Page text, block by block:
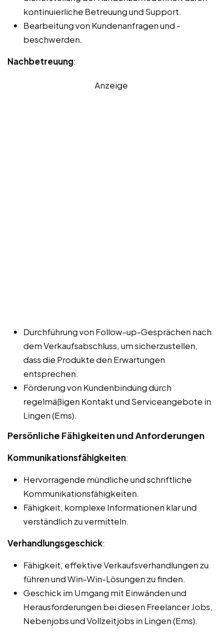
kontinuierliche Betreuung und Support.
Bearbeitung von Kundenanfragen und -
beschwerden.
Nachbetreuung:
Anzeige
Durchführung von Follow-up-Gesprächen nach
dem Verkaufsabschluss, um sicherzustellen,
dass die Produkte den Erwartungen
entsprechen.
Förderung von Kundenbindung durch
regelmäßigen Kontakt und Serviceangebote in
Lingen (Ems).
Persönliche Fähigkeiten und Anforderungen
Kommunikationsfähigkeiten:
Hervorragende mündliche und schriftliche
Kommunikationsfähigkeiten.
Fähigkeit, komplexe Informationen klar und
verständlich zu vermitteln.
Verhandlungsgeschick:
Fähigkeit, effektive Verkaufsverhandlungen zu
führen und Win-Win-Lösungen zu finden.
Geschick im Umgang mit Einwänden und
Herausforderungen bei diesen Freelancer Jobs,
Nebenjobs und Vollzeitjobs in Lingen (Ems).